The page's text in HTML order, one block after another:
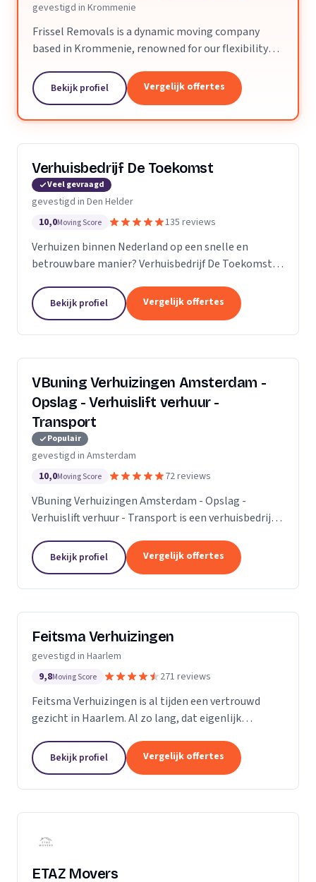
gevestigd in Krommenie
Frissel Removals is a dynamic moving company
based in Krommenie, renowned for our flexibility
services. We distinguish ourselves by our expertise
in...
Bekijk profiel Vergelijk offertes
Verhuisbedrijf De Toekomst
Veel gevraagd
gevestigd in Den Helder
10,0Moving Score 135 reviews
Verhuizen binnen Nederland op een snelle en
betrouwbare manier? Verhuisbedrijf De Toekomst
worden naar de nieuwe locatie. En dat 24/7! Want of
u...
Bekijk profiel Vergelijk offertes
VBuning Verhuizingen Amsterdam -
Opslag - Verhuislift verhuur -
Transport
Populair
gevestigd in Amsterdam
10,0Moving Score 72 reviews
VBuning Verhuizingen Amsterdam - Opslag -
Verhuislift verhuur - Transport is een verhuisbedrijf
Bekijk profiel Vergelijk offertes
Feitsma Verhuizingen
gevestigd in Haarlem
9,8Moving Score 271 reviews
Feitsma Verhuizingen is al tijden een vertrouwd
gezicht in Haarlem. Al zo lang, dat eigenlijk
ooit begonnen is met verhuizen. De eerste
advertenties van...
Bekijk profiel Vergelijk offertes
ETAZ Movers